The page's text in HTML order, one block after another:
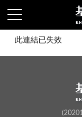
此連結已失效